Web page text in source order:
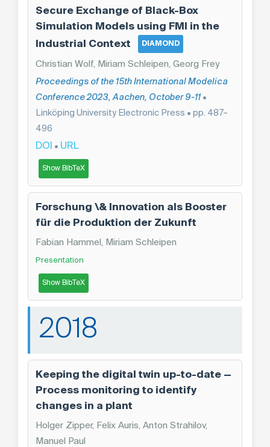
Secure Exchange of Black-Box
Simulation Models using FMI in the
Industrial Context
DIAMOND
Christian Wolf, Miriam Schleipen, Georg Frey
Proceedings of the 15th International Modelica
Conference 2023, Aachen, October 9-11 •
Linköping University Electronic Press • pp. 487–
496
DOI • URL
Show BibTeX
Forschung \& Innovation als Booster
für die Produktion der Zukunft
Fabian Hammel, Miriam Schleipen
Presentation
Show BibTeX
2018
Keeping the digital twin up-to-date —
Process monitoring to identify
changes in a plant
Holger Zipper, Felix Auris, Anton Strahilov,
Manuel Paul